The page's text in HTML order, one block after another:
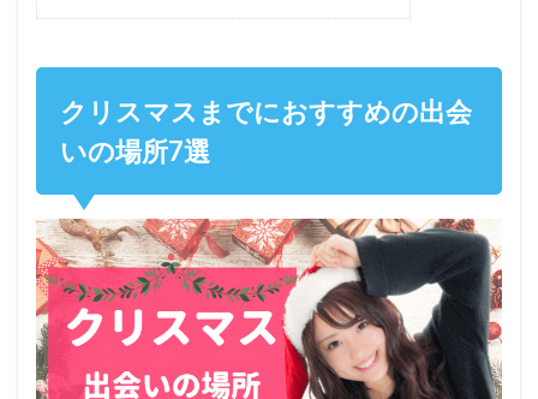
クリスマスまでにおすすめの出会
いの場所7選